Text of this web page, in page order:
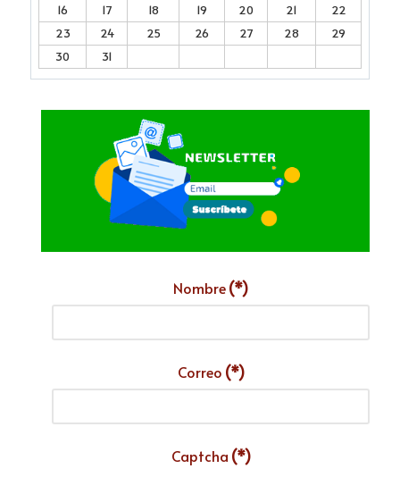
16
17 18 19 20 21
22
23
24 25 26 27 28
29
30
31
Nombre(*)
Correo (*)
Captcha (*)